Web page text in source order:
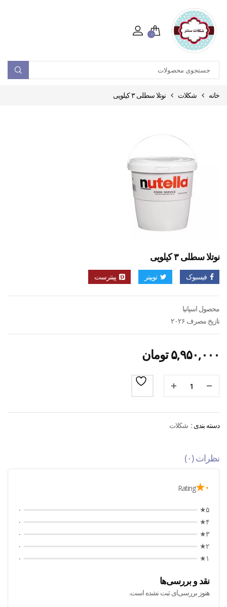
۰
خانه شکلات نوتلا سطلی ۳ کیلویی
نوتلا سطلی ۳ کیلویی
فیسبوک توییتر پینترست
محصول اسپانیا
تازیخ مصرف ۲۰۲۶
۵,۹۵۰,۰۰۰تومان
دسته بندی : شکلات
نظرات (۰)
۰★ Rating
۵★
۰
۴★
۰
۳★
۰
۲★
۰
۱★
۰
نقد و بررسی‌ها
هنوز بررسی‌ای ثبت نشده است.